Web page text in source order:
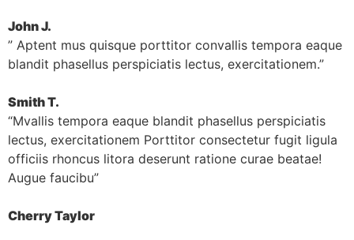
John J.​
” Aptent mus quisque porttitor convallis tempora eaque
blandit phasellus perspiciatis lectus, exercitationem.”​
Smith T.​
“Mvallis tempora eaque blandit phasellus perspiciatis
lectus, exercitationem Porttitor consectetur fugit ligula
officiis rhoncus litora deserunt ratione curae beatae!
Augue faucibu”​
Cherry Taylor​